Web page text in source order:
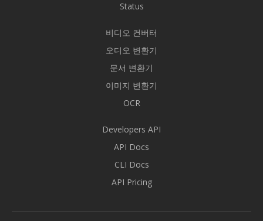
Status
비디오 컨버터
오디오 변환기
문서 변환기
이미지 변환기
OCR
Developers API
API Docs
CLI Docs
API Pricing